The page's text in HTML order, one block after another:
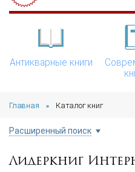
Антикварные книги
Главная » Каталог книг
Расширенный поиск
Цена руб.
Лидеркниг